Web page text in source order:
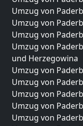
Umzug von
Umzug von
Umzug von
Umzug von
und Herzegowina
Umzug von
Umzug von
Umzug von
Umzug von
Umzug von